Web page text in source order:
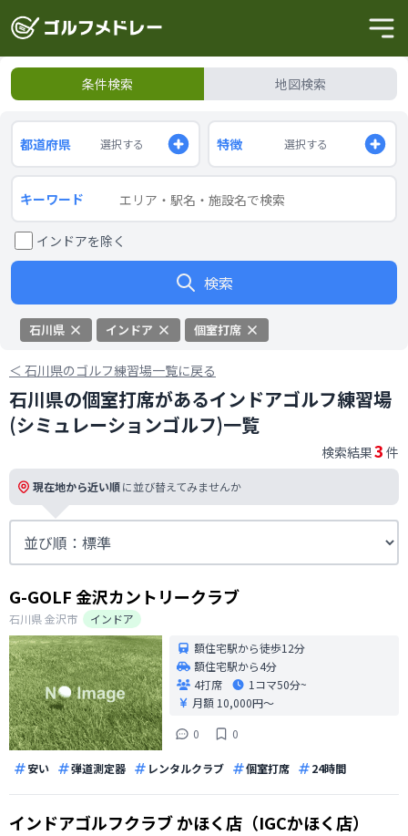
条件検索 地図検索
都道府県 選択する 特徴 選択する
キーワード
インドアを除く
検索
石川県 インドア 個室打席
＜ 石川県のゴルフ練習場一覧に戻る
石川県の個室打席があるインドアゴルフ練習場
(シミュレーションゴルフ)一覧
検索結果3 件
現在地から近い順に並び替えてみませんか
G-GOLF 金沢カントリークラブ
石川県金沢市
インドア
額住宅駅から徒歩12分
額住宅駅から4分
4打席
1コマ50分~
月額 10,000円〜
0
0
安い 弾道測定器 レンタルクラブ 個室打席 24時間
インドアゴルフクラブ かほく店（IGCかほく店）